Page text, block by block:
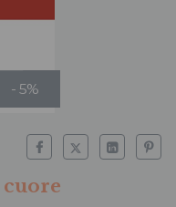
- 5%